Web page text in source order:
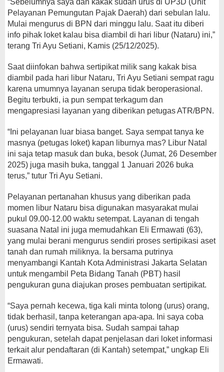
“Sebelumnya saya dan kakak sudah urus di UP3D (Unit
Pelayanan Pemungutan Pajak Daerah) dari sebulan lalu.
Mulai mengurus di BPN dari minggu lalu. Saat itu diberi
info pihak loket kalau bisa diambil di hari libur (Nataru) ini,”
terang Tri Ayu Setiani, Kamis (25/12/2025).
Saat diinfokan bahwa sertipikat milik sang kakak bisa
diambil pada hari libur Nataru, Tri Ayu Setiani sempat ragu
karena umumnya layanan serupa tidak beroperasional.
Begitu terbukti, ia pun sempat terkagum dan
mengapresiasi layanan yang diberikan petugas ATR/BPN.
“Ini pelayanan luar biasa banget. Saya sempat tanya ke
masnya (petugas loket) kapan liburnya mas? Libur Natal
ini saja tetap masuk dan buka, besok (Jumat, 26 Desember
2025) juga masih buka, tanggal 1 Januari 2026 buka
terus,” tutur Tri Ayu Setiani.
Pelayanan pertanahan khusus yang diberikan pada
momen libur Nataru bisa digunakan masyarakat mulai
pukul 09.00-12.00 waktu setempat. Layanan di tengah
suasana Natal ini juga memudahkan Eli Ermawati (63),
yang mulai berani mengurus sendiri proses sertipikasi aset
tanah dan rumah miliknya. Ia bersama putrinya
menyambangi Kantah Kota Administrasi Jakarta Selatan
untuk mengambil Peta Bidang Tanah (PBT) hasil
pengukuran guna diajukan proses pembuatan sertipikat.
“Saya pernah kecewa, tiga kali minta tolong (urus) orang,
tidak berhasil, tanpa keterangan apa-apa. Ini saya coba
(urus) sendiri ternyata bisa. Sudah sampai tahap
pengukuran, setelah dapat penjelasan dari loket informasi
terkait alur pendaftaran (di Kantah) setempat,” ungkap Eli
Ermawati.